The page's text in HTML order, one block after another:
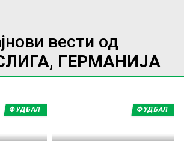
вести од
ГЕРМАНИЈА
ФУДБАЛ ФУДБАЛ